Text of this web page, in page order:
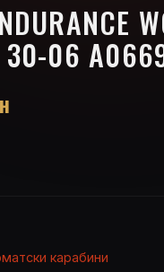
30-06
карабини